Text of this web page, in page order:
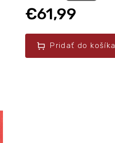
€61,99
Pridať do košíka